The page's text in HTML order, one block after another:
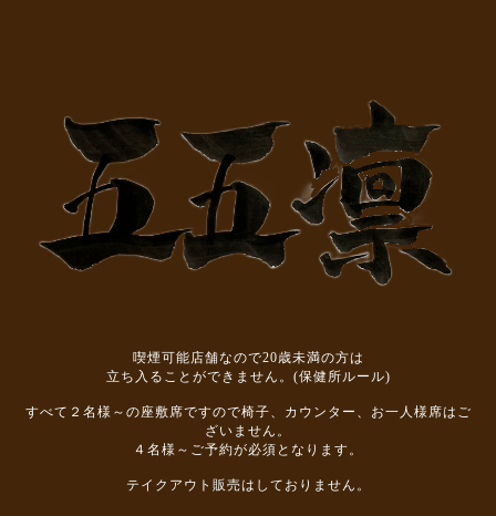
喫煙可能店舗なので20歳未満の方は
立ち入ることができません。(保健所ルール)
すべて２名様～の座敷席ですので椅子、カウンター、お一人様席はご
ざいません。
４名様～ご予約が必須となります。
テイクアウト販売はしておりません。